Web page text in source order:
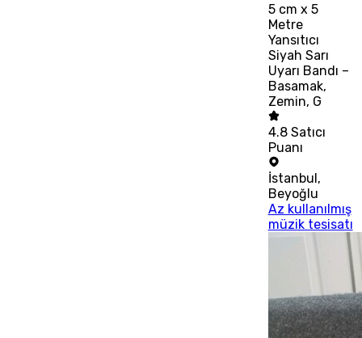
5 cm x 5
Metre
Yansıtıcı
Siyah Sarı
Uyarı Bandı –
Basamak,
Zemin, G
4.8 Satıcı
Puanı
İstanbul,
Beyoğlu
Az kullanılmış
müzik tesisatı